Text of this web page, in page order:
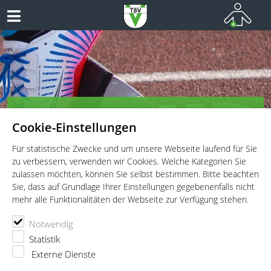
Cookie-Einstellungen
Für statistische Zwecke und um unsere Webseite laufend für Sie
zu verbessern, verwenden wir Cookies. Welche Kategorien Sie
zulassen möchten, können Sie selbst bestimmen. Bitte beachten
Sie, dass auf Grundlage Ihrer Einstellungen gegebenenfalls nicht
mehr alle Funktionalitäten der Webseite zur Verfügung stehen.
Notwendig
Statistik
Externe Dienste
Leichtathletik für Wettkämpfer, Leistungssportler und
Freitzeitathleten
TSV Vaterstetten e.V.
U12 Wendelsteincup I
U12 Wendelsteincup I